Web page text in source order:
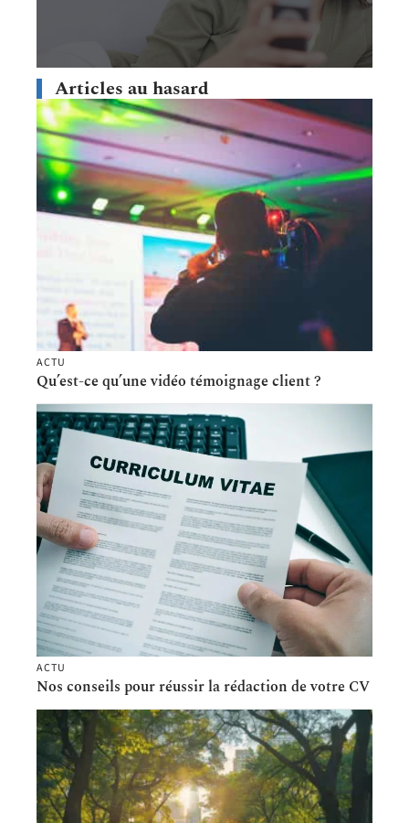
Articles au hasard
ACTU
Qu’est-ce qu’une vidéo témoignage client ?
ACTU
Nos conseils pour réussir la rédaction de votre CV